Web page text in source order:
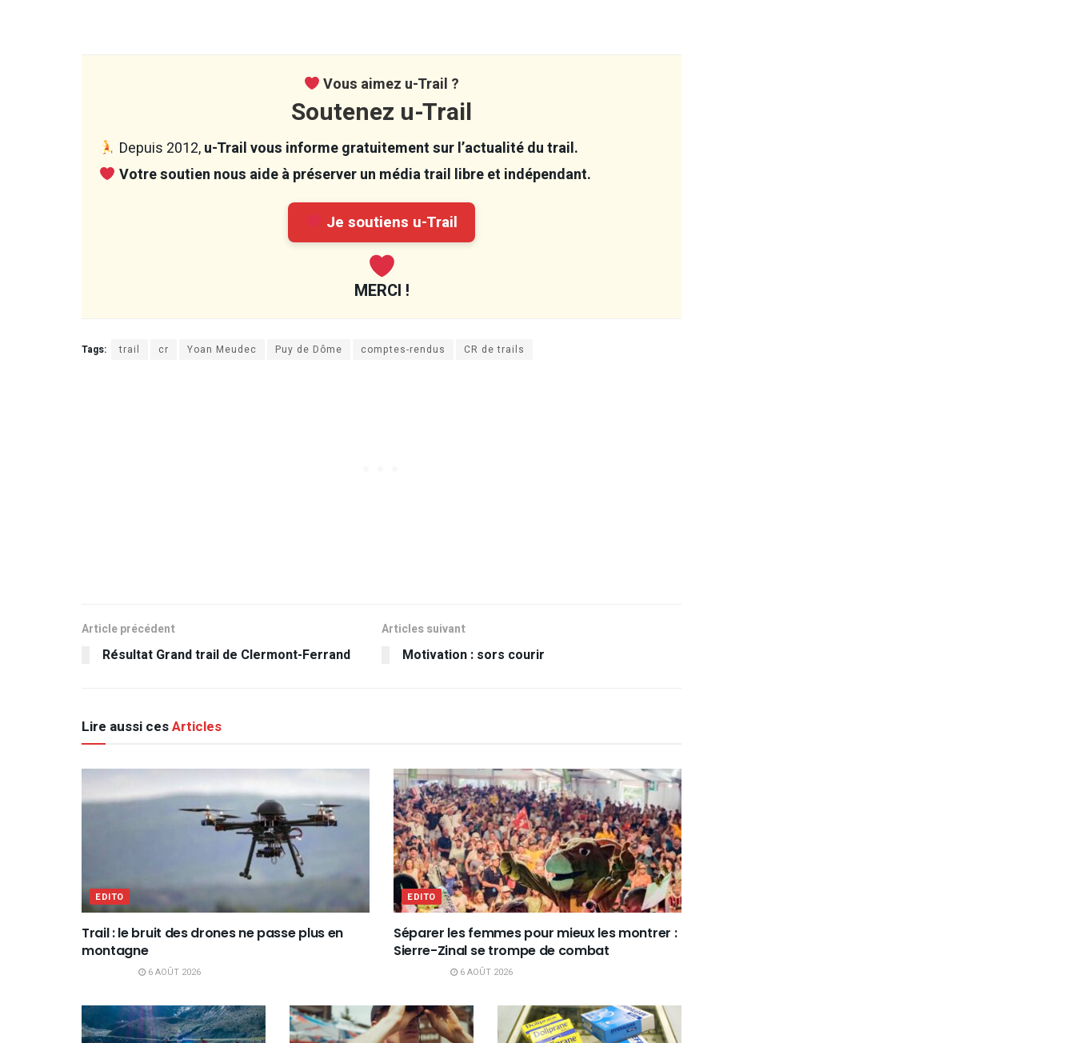
Vous aimez u-Trail ?
Soutenez u-Trail
Depuis 2012,u-Trail vous informe gratuitement sur l’actualité du trail.
Votre soutien nous aide à préserver un média trail libre et indépendant.
Je soutiens u-Trail
MERCI !
Tags: trail cr Yoan Meudec Puy de Dôme comptes-rendus CR de trails
Article précédent
Résultat Grand trail de Clermont-Ferrand
Articles suivant
Motivation : sors courir
Lire aussi cesArticles
EDITO
Trail : le bruit des drones ne passe plus en
montagne
6 AOÛT 2026
EDITO
Séparer les femmes pour mieux les montrer :
Sierre-Zinal se trompe de combat
6 AOÛT 2026